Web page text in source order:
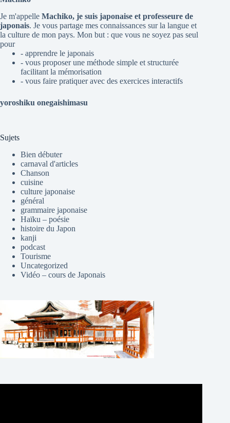
Je m'appelle Machiko, je suis japonaise et professeure de
japonais. Je vous partage mes connaissances sur la langue et
la culture de mon pays. Mon but : que vous ne soyez pas seul
pour
- apprendre le japonais
- vous proposer une méthode simple et structurée
facilitant la mémorisation
- vous faire pratiquer avec des exercices interactifs
yoroshiku onegaishimasu
Sujets
Bien débuter
carnaval d'articles
Chanson
cuisine
culture japonaise
général
grammaire japonaise
Haïku – poésie
histoire du Japon
kanji
podcast
Tourisme
Uncategorized
Vidéo – cours de Japonais